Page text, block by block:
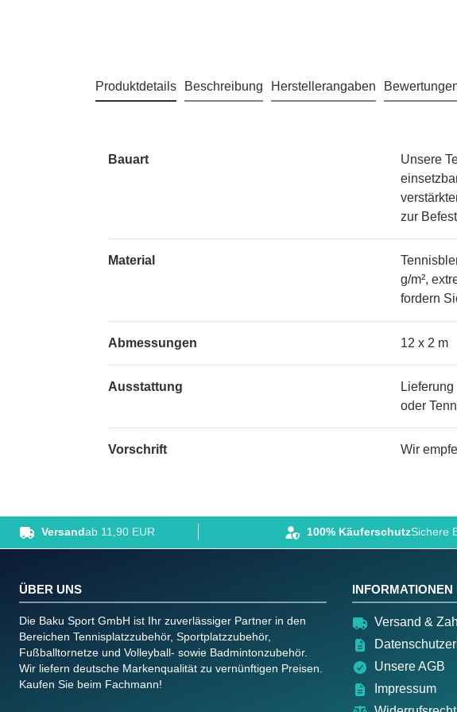
Produktdetails Beschreibung Herstellerangaben
Bauart
Unsere
zur
Material
g/m²,
fordern
Abmessungen 12 x 2 m
Ausstattung
oder
Vorschrift Wir
Versandab 11,90 EUR 100% KäuferschutzSichere
ÜBER UNS
Die Baku Sport GmbH ist Ihr zuverlässiger Partner in den
Bereichen Tennisplatzzubehör, Sportplatzzubehör,
Fußballtornetze und Volleyball- sowie Badmintonzubehör.
Wir liefern deutsche Markenqualität zu vernünftigen Preisen.
Kaufen Sie beim Fachmann!
INFORMATIONEN
Versand &
Unsere AGB
Impressum